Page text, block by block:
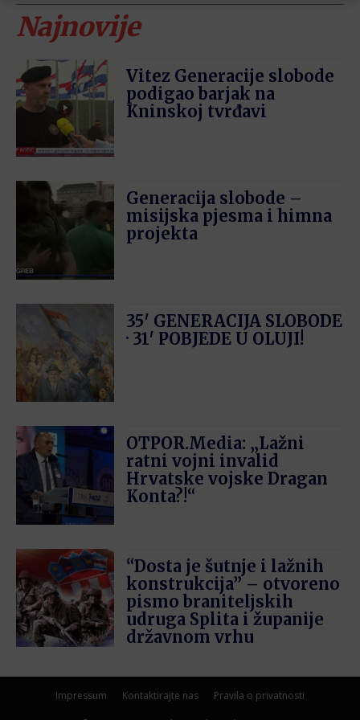
Najnovije
Vitez Generacije slobode
podigao barjak na
Kninskoj tvrđavi
Generacija slobode –
misijska pjesma i himna
projekta
35′ GENERACIJA SLOBODE
· 31′ POBJEDE U OLUJI!
OTPOR.Media: „Lažni
ratni vojni invalid
Hrvatske vojske Dragan
Konta?!“
“Dosta je šutnje i lažnih
konstrukcija” – otvoreno
pismo braniteljskih
udruga Splita i županije
državnom vrhu
Impressum Kontaktirajte nas Pravila o privatnosti